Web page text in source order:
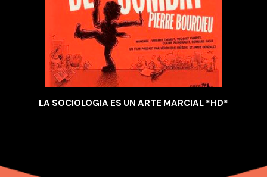
LA SOCIOLOGIA ES UN ARTE MARCIAL *HD*